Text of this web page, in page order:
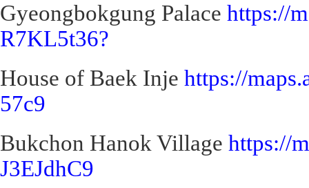
Gyeongbokgung Palace https://
R7KL5t36?
House of Baek Inje https://
57c9
Bukchon Hanok Village https://
J3EJdhC9